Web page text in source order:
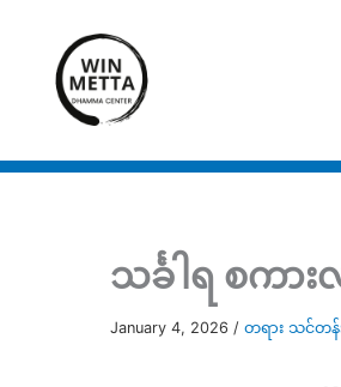
content
သင်္ခါရ စကာ
January 4, 2026 / တရား သင်တန်